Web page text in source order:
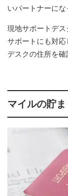
いパートナーにな
現地サポートデ
サポートにも対
デスクの住所を確
マイルの貯